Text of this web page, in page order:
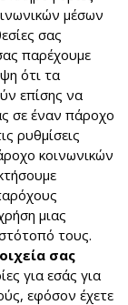
μέσων
σας
παρέχουμε
ότι τα
επίσης να
σε έναν πάροχο
ρυθμίσεις
κοινωνικών
μιας
τους.
σας
για εσάς για
εφόσον έχετε